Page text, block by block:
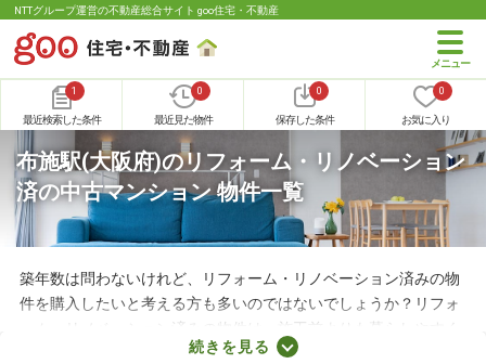
NTTグループ運営の不動産総合サイト goo住宅・不動産
1
最近検索した条件
0
最近見た物件
0
保存した条件
0
お気に入り
布施駅(大阪府)のリフォーム・リノベーション
済の中古マンション 物件一覧
築年数は問わないけれど、リフォーム・リノベーション済みの物
件を購入したいと考える方も多いのではないでしょうか？リフォ
ーム・リノベーション済みの物件は、施工前よりも暮らしやすく
なっていることがポイント。住みやすさを感じられる最良の物件
続きを見る